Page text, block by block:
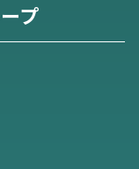
プ